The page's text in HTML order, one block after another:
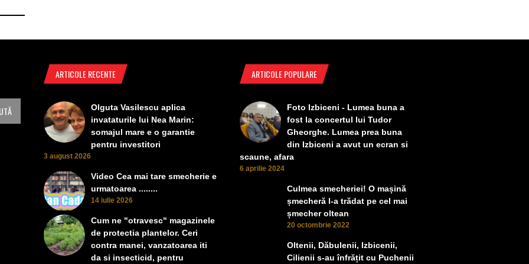
ARTICOLE RECENTE
Olguta Vasilescu aplica
invataturile lui Nea Marin:
somajul mare e o garantie
pentru investitori
3 august 2026
Video Cea mai tare smecherie e
urmatoarea ........
14 iulie 2026
Cum ne "otravesc" magazinele
de protectia plantelor. Ceri
contra manei, vanzatoarea iti
da si insecticid, pentru
ARTICOLE POPULARE
Foto Izbiceni - Lumea buna a
fost la concertul lui Tudor
Gheorghe. Lumea prea buna
din Izbiceni a avut un ecran si
scaune, afara
6 aprilie 2024
Culmea smecheriei! O mașină
șmecheră l-a trădat pe cel mai
șmecher oltean
20 octombrie 2022
Oltenii, Dăbulenii, Izbicenii,
Cilienii s-au înfrățit cu Puchenii